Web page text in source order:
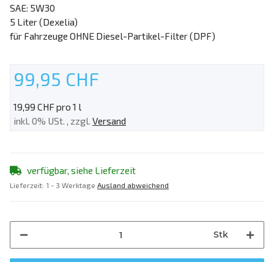
SAE: 5W30
5 Liter (Dexelia)
für Fahrzeuge OHNE Diesel-Partikel-Filter (DPF)
99,95 CHF
19,99 CHF pro 1 l
inkl. 0% USt. , zzgl. Versand
verfügbar, siehe Lieferzeit
Lieferzeit: 1 - 3 Werktage Ausland abweichend
Stk